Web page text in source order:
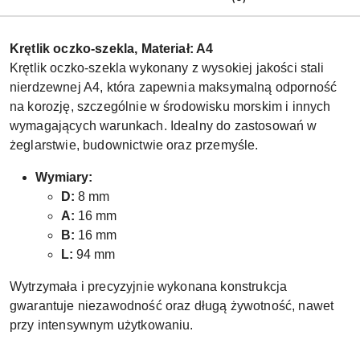
Krętlik oczko-szekla, Materiał: A4
Krętlik oczko-szekla wykonany z wysokiej jakości stali
nierdzewnej A4, która zapewnia maksymalną odporność
na korozję, szczególnie w środowisku morskim i innych
wymagających warunkach. Idealny do zastosowań w
żeglarstwie, budownictwie oraz przemyśle.
Wymiary:
D: 8 mm
A: 16 mm
B: 16 mm
L: 94 mm
Wytrzymała i precyzyjnie wykonana konstrukcja
gwarantuje niezawodność oraz długą żywotność, nawet
przy intensywnym użytkowaniu.